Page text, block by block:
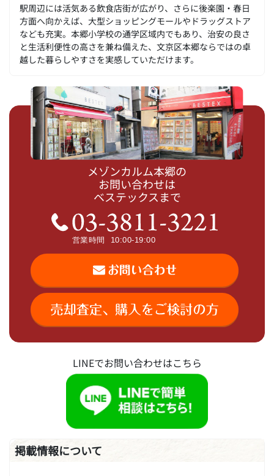
駅周辺には活気ある飲食店街が広がり、さらに後楽園・春日
方面へ向かえば、大型ショッピングモールやドラッグストア
なども充実。本郷小学校の通学区域内でもあり、治安の良さ
と生活利便性の高さを兼ね備えた、文京区本郷ならではの卓
越した暮らしやすさを実感していただけます。
メゾンカルム本郷の
お問い合わせは
ベステックスまで
LINEでお問い合わせはこちら
掲載情報について